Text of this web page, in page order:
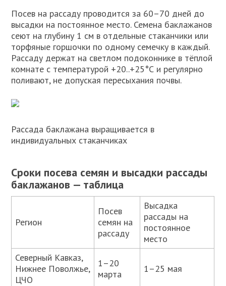
Посев на рассаду проводится за 60–70 дней до
высадки на постоянное место. Семена баклажанов
сеют на глубину 1 см в отдельные стаканчики или
торфяные горшочки по одному семечку в каждый.
Рассаду держат на светлом подоконнике в тёплой
комнате с температурой +20..+25°С и регулярно
поливают, не допуская пересыхания почвы.
Рассада баклажана выращивается в
индивидуальных стаканчиках
Сроки посева семян и высадки рассады
баклажанов — таблица
Регион
Посев
семян на
рассаду
Высадка
рассады на
постоянное
место
Северный Кавказ,
Нижнее Поволжье,
ЦЧО
1–20
марта
1–25 мая